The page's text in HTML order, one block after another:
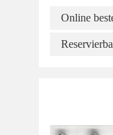
Online